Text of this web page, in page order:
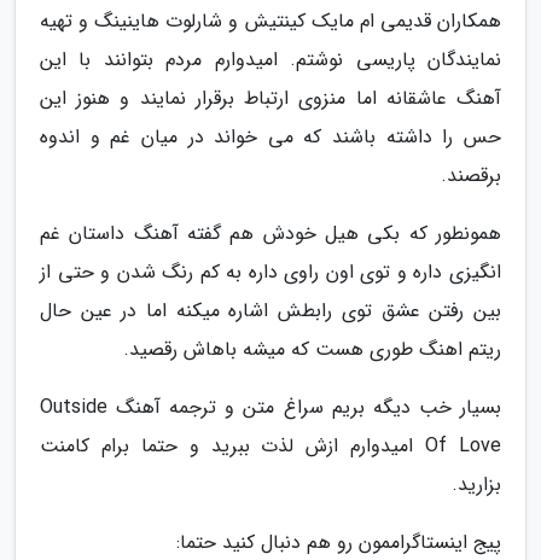
همکاران قدیمی ام مایک کینتیش و شارلوت هاینینگ و تهیه
نمایندگان پاریسی نوشتم. امیدوارم مردم بتوانند با این
آهنگ عاشقانه اما منزوی ارتباط برقرار نمایند و هنوز این
حس را داشته باشند که می خواند در میان غم و اندوه
برقصند.
همونطور که بکی هیل خودش هم گفته آهنگ داستان غم
انگیزی داره و توی اون راوی داره به کم رنگ شدن و حتی از
بین رفتن عشق توی رابطش اشاره میکنه اما در عین حال
ریتم اهنگ طوری هست که میشه باهاش رقصید.
بسیار خب دیگه بریم سراغ متن و ترجمه آهنگ Outside
Of Love امیدوارم ازش لذت ببرید و حتما برام کامنت
بزارید.
پیج اینستاگراممون رو هم دنبال کنید حتما: